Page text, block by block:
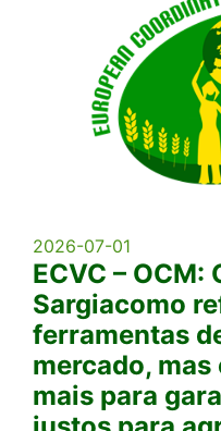
2026-07-01
ECVC –
Sargiacomo
ferramentas
mercado,
mais para